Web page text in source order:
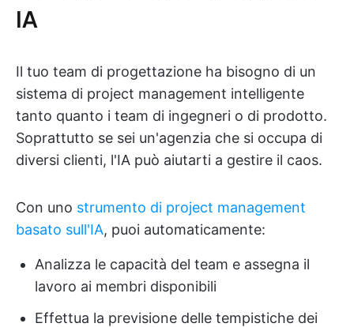
IA
Il tuo team di progettazione ha bisogno di un
sistema di project management intelligente
tanto quanto i team di ingegneri o di prodotto.
Soprattutto se sei un'agenzia che si occupa di
diversi clienti, l'IA può aiutarti a gestire il caos.
Con uno strumento di project management
basato sull'IA, puoi automaticamente:
Analizza le capacità del team e assegna il
lavoro ai membri disponibili
Effettua la previsione delle tempistiche dei